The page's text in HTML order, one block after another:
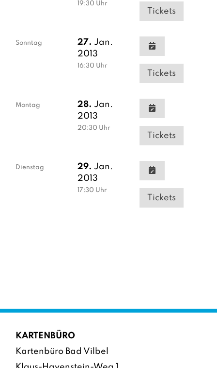
19:30 Uhr
Tickets
Sonntag 27. Jan.
2013
16:30 Uhr
Tickets
Montag 28. Jan.
2013
20:30 Uhr
Tickets
Dienstag 29. Jan.
2013
17:30 Uhr
Tickets
KARTENBÜRO
Kartenbüro Bad Vilbel